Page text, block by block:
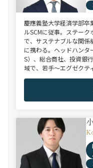
慶應義塾大学経済学部
ルSCMに従事。ステー
で、サステナブルな関係
に携わる。ヘッドハンタ
S）、総合商社、投資銀
域で、若手～エグゼクテ